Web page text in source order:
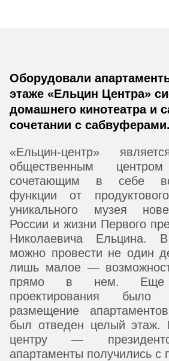
Оборудовали
этаже «Ельцин Центра»
домашнего кинотеатра и
сочетании с сабвуферами.
«Ельцин-центр»
общественным
сочетающим в себе
функции от
уникального музея
России и жизни Первого
Николаевича Ельцина.
можно провести не один
лишь малое —
прямо в нем. Еще
проектирования было
размещение
был отведен целый этаж.
центру —
апартаменты получились с